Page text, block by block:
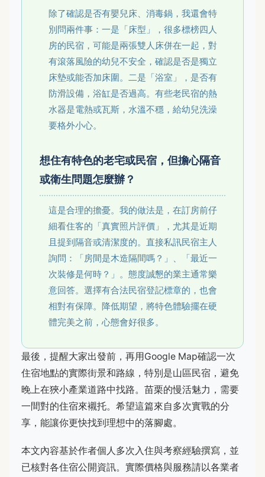
除了確認是否有嬰兒床、消毒鍋，我還會特
別問兩件事：一是「床型」，很多標榜四人
房的民宿，可能是兩張雙人床併在一起，對
有滾落風險的幼兒不安全，確認是否是獨立
床墊或能否加床圍。二是「浴室」，是否有
防滑設備，浴缸是否過高。有些老民宿的熱
水器是電熱或瓦斯，水溫不穩，給幼兒洗澡
要格外小心。
想住有特色的老宅或民宿，但擔心隔音
或衛生問題怎麼辦？
這是合理的擔憂。我的做法是，在訂房前仔
細看住客的「真實照片評價」，尤其是近期
且提到隔音或清潔度的。直接私訊民宿主人
詢問：「房間是木造隔間嗎？」、「最近一
次裝修是何時？」。態度誠懇的業主通常樂
意回答。選擇有合法民宿登記標章的，也會
相對有保障。降低期望，將特色體驗擺在硬
體完美之前，心態會好很多。
最後，提醒大家出發前，再用Google Map確認一次
住宿地點的實際街景和路線，特別是山區民宿，避免
晚上在狹小產業道路中找路。苗栗的慢活魅力，需要
一間對的住宿來襯托。希望這篇來自多次實戰的分
享，能讓你更快找到理想中的落腳處。
本文內容基於作者個人多次入住與考察經驗撰寫，並
已核對各住宿公開資訊。實際價格與服務請以各業者